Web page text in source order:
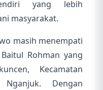
yang lebih
masyarakat.
masih menempati
Rohman yang
Kecamatan
Nganjuk. Dengan